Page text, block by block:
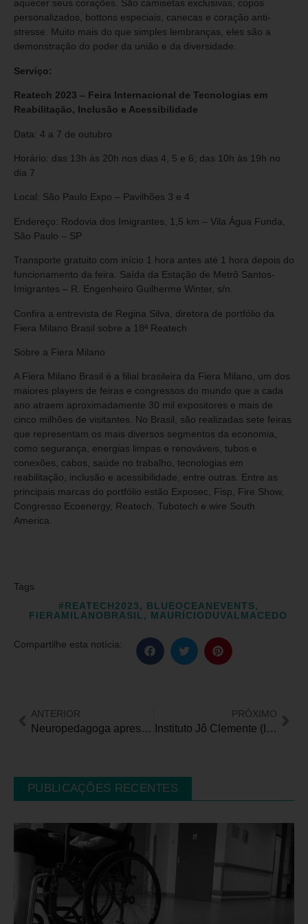
aquecer seus corações. São camisetas exclusivas, copos
personalizados, bottons especiais, canecas e coração anti-
stresse. Muito mais do que simples lembranças, eles são a
demonstração do poder da união e da diversidade.
Serviço:
Reatech 2023 – Feira Internacional de Tecnologias em
Reabilitação, Inclusão e Acessibilidade
Data: 4 a 7 de outubro
Horário: das 13h às 20h nos dias 4, 5 e 6; das 10h às 19h no
dia 7
Local: São Paulo Expo – Pavilhões 3 e 4
Endereço: Rodovia dos Imigrantes, 1,5 km – Vila Água Funda,
São Paulo – SP
Transporte gratuito com início 1 hora antes até 1 hora depois do
funcionamento da feira. Saída da Estação de Metrô Santos-
Imigrantes – R. Engenheiro Guilherme Winter, s/n.
Confira a entrevista de Regina Silva, diretora de portfólio da
Fiera Milano Brasil sobre a 18ª Reatech
Sobre a Fiera Milano
A Fiera Milano Brasil é a filial brasileira da Fiera Milano, um dos
maiores players de feiras e congressos do mundo que a cada
ano atraem aproximadamente 30 mil expositores e mais de
cinco milhões de visitantes. No Brasil, são realizadas sete feiras
que representam os mais diversos segmentos da economia,
como segurança, energias limpas e renováveis, tubos e
conexões, cabos, saúde no trabalho, tecnologias em
reabilitação, inclusão e acessibilidade, entre outras. Entre as
principais marcas do portfólio estão Exposec, Fisp, Fire Show,
Congresso Ecoenergy, Reatech, Tubotech e wire South
America.
Tags
#REATECH2023, BLUEOCEANEVENTS,
FIERAMILANOBRASIL, MAURÍCIODUVALMACEDO
Compartilhe esta notícia:
ANTERIOR
Neuropedagoga apresenta estratégias para professores que lidam com crianças no espectro autista
PRÓXIMO
Instituto Jô Clemente (IJC) lança 1º site do Brasil com a linguagem fácil, reforçando seu compromisso com a Inclusão
PUBLICAÇÕES RECENTES